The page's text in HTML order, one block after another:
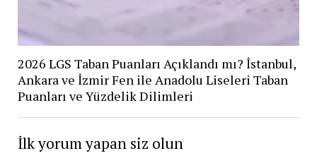
2026 LGS Taban Puanları Açıklandı mı? İstanbul,
Ankara ve İzmir Fen ile Anadolu Liseleri Taban
Puanları ve Yüzdelik Dilimleri
İlk yorum yapan siz olun